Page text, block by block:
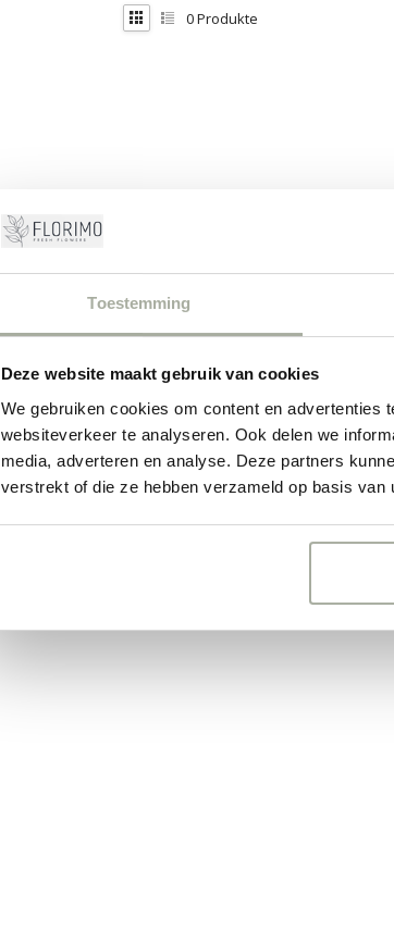
Toestemming
Deze website maakt gebruik van cookies
We gebruiken cookies om content en advertenties
websiteverkeer te analyseren. Ook delen we
media, adverteren en analyse. Deze partners
verstrekt of die ze hebben verzameld op basis van
0Produkte